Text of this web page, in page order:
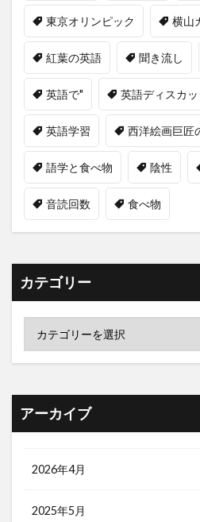
東京オリンピック 横山
紅葉の英語 聞き流し
英語で" 英語ディスカ
英語学習 西洋絵画巨匠
語学と食べ物 陰性
音読回数 食べ物
カテゴリー
アーカイブ
2026年4月
2025年5月